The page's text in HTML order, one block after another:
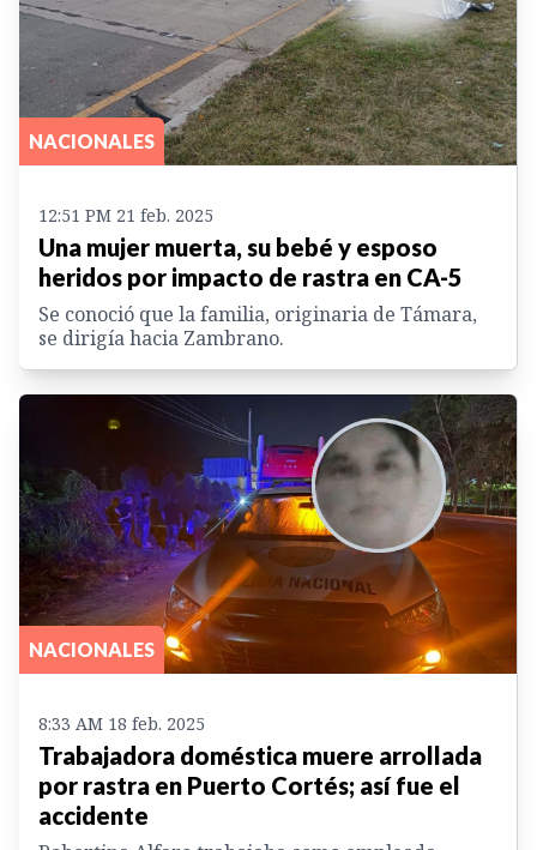
NACIONALES
12:51 PM 21 feb. 2025
Una mujer muerta, su bebé y esposo
heridos por impacto de rastra en CA-5
Se conoció que la familia, originaria de Támara,
se dirigía hacia Zambrano.
NACIONALES
8:33 AM 18 feb. 2025
Trabajadora doméstica muere arrollada
por rastra en Puerto Cortés; así fue el
accidente